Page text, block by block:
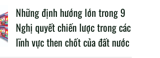
Những định hướng lớn trong 9
Nghị quyết chiến lược trong các
lĩnh vực then chốt của đất nước